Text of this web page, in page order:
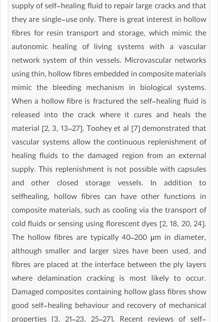
supply of self-healing fluid to repair large cracks and that
they are single-use only. There is great interest in hollow
fibres for resin transport and storage, which mimic the
autonomic healing of living systems with a vascular
network system of thin vessels. Microvascular networks
using thin, hollow fibres embedded in composite materials
mimic the bleeding mechanism in biological systems.
When a hollow fibre is fractured the self-healing fluid is
released into the crack where it cures and heals the
material [2, 3, 13–27]. Toohey et al [7] demonstrated that
vascular systems allow the continuous replenishment of
healing fluids to the damaged region from an external
supply. This replenishment is not possible with capsules
and other closed storage vessels. In addition to
selfhealing, hollow fibres can have other functions in
composite materials, such as cooling via the transport of
cold fluids or sensing using florescent dyes [2, 18, 20, 24].
The hollow fibres are typically 40–200 μm in diameter,
although smaller and larger sizes have been used, and
fibres are placed at the interface between the ply layers
where delamination cracking is most likely to occur.
Damaged composites containing hollow glass fibres show
good self-healing behaviour and recovery of mechanical